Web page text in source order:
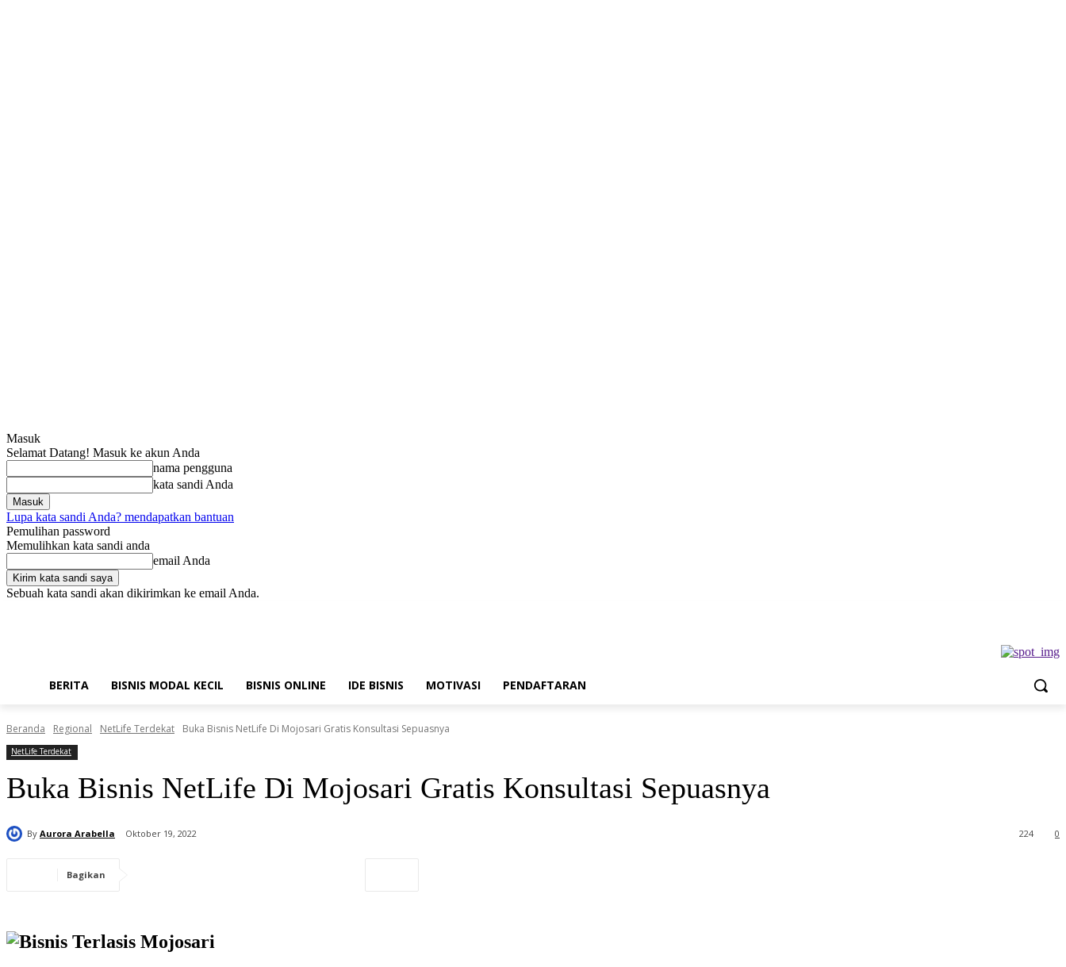
Masuk
Selamat Datang! Masuk ke akun Anda
nama pengguna
kata sandi Anda
Lupa kata sandi Anda? mendapatkan bantuan
Pemulihan password
Memulihkan kata sandi anda
email Anda
Sebuah kata sandi akan dikirimkan ke email Anda.
BERITA BISNIS MODAL KECIL BISNIS ONLINE IDE BISNIS MOTIVASI PENDAFTARAN
Beranda Regional NetLife Terdekat Buka Bisnis NetLife Di Mojosari Gratis Konsultasi Sepuasnya
NetLife Terdekat
Buka Bisnis NetLife Di Mojosari Gratis Konsultasi Sepuasnya
By Aurora Arabella Oktober 19, 2022 0
224
Bagikan